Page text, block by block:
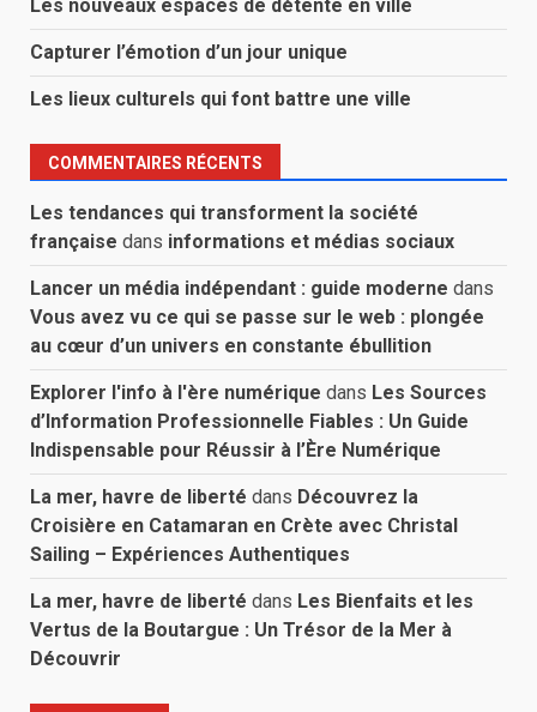
Les nouveaux espaces de détente en ville
Capturer l’émotion d’un jour unique
Les lieux culturels qui font battre une ville
COMMENTAIRES RÉCENTS
Les tendances qui transforment la société
française dans informations et médias sociaux
Lancer un média indépendant : guide moderne dans
Vous avez vu ce qui se passe sur le web : plongée
au cœur d’un univers en constante ébullition
Explorer l'info à l'ère numérique dans Les Sources
d’Information Professionnelle Fiables : Un Guide
Indispensable pour Réussir à l’Ère Numérique
La mer, havre de liberté dans Découvrez la
Croisière en Catamaran en Crète avec Christal
Sailing – Expériences Authentiques
La mer, havre de liberté dans Les Bienfaits et les
Vertus de la Boutargue : Un Trésor de la Mer à
Découvrir